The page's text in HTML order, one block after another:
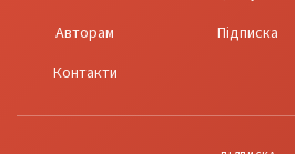
Авторам
Підписка
Контакти